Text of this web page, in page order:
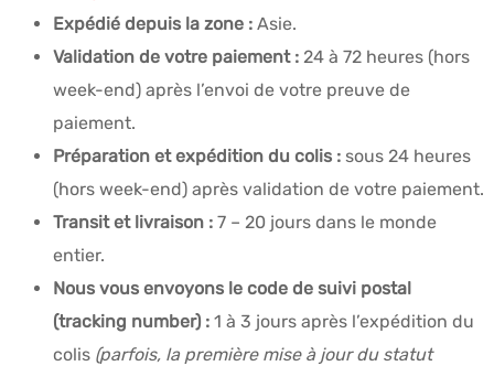
Expédié depuis la zone : Asie.
Validation de votre paiement : 24 à 72 heures (hors
week-end) après l’envoi de votre preuve de
paiement.
Préparation et expédition du colis : sous 24 heures
(hors week-end) après validation de votre paiement.
Transit et livraison : 7 – 20 jours dans le monde
entier.
Nous vous envoyons le code de suivi postal
(tracking number) : 1 à 3 jours après l’expédition du
colis (parfois, la première mise à jour du statut